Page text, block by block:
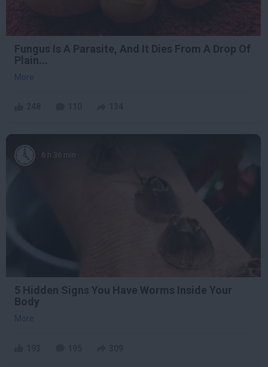
Fungus Is A Parasite, And It Dies From A Drop Of
Plain...
More
6 h 36 min
5 Hidden Signs You Have Worms Inside Your
Body
More